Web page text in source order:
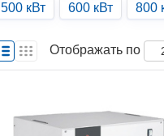
500 кВт
600 кВт 800
Отображать по